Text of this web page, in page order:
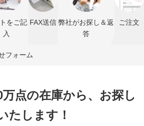
をご記
入
FAX送信 弊社がお探し＆返
答
ご注文
フォーム
点の在庫から、お探し
たします！